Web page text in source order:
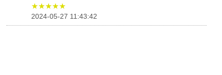
★★★★★
2024-05-27 11:43:42